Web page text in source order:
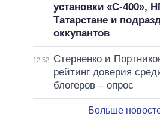
установки «С-400»,
Татарстане и
оккупантов
12:52
Стерненко и
рейтинг доверия
блогеров – опрос
Больше